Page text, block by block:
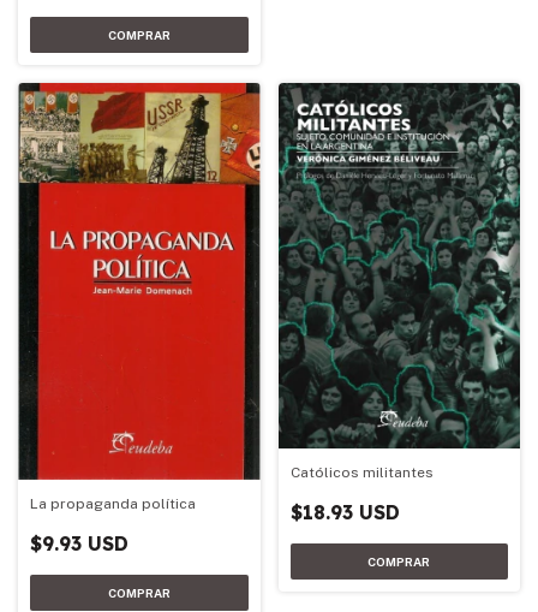
La propaganda política
$9.93 USD
Católicos militantes
$18.93 USD